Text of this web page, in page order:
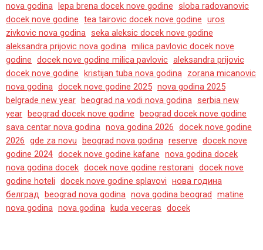
nova godina lepa brena docek nove godine sloba radovanovic
docek nove godine tea tairovic docek nove godine uros
zivkovic nova godina seka aleksic docek nove godine
aleksandra prijovic nova godina milica pavlovic docek nove
godine docek nove godine milica pavlovic aleksandra prijovic
docek nove godine kristijan tuba nova godina zorana micanovic
nova godina docek nove godine 2025 nova godina 2025
belgrade new year beograd na vodi nova godina serbia new
year beograd docek nove godine beograd docek nove godine
sava centar nova godina nova godina 2026 docek nove godine
2026 gde za novu beograd nova godina reserve docek nove
godine 2024 docek nove godine kafane nova godina docek
nova godina docek docek nove godine restorani docek nove
godine hoteli docek nove godine splavovi нова година
белград beograd nova godina nova godina beograd matine
nova godina nova godina kuda veceras docek